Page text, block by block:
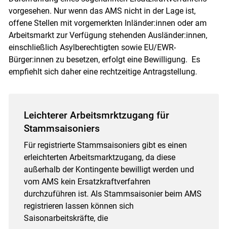
vorgesehen. Nur wenn das AMS nicht in der Lage ist,
offene Stellen mit vorgemerkten Inländer:innen oder am
Arbeitsmarkt zur Verfügung stehenden Ausländer:innen,
einschließlich Asylberechtigten sowie EU/EWR-
Bürger:innen zu besetzen, erfolgt eine Bewilligung. Es
empfiehlt sich daher eine rechtzeitige Antragstellung.
Leichterer Arbeitsmrktzugang für
Stammsaisoniers
Für registrierte Stammsaisoniers gibt es einen
erleichterten Arbeitsmarktzugang, da diese
außerhalb der Kontingente bewilligt werden und
vom AMS kein Ersatzkraftverfahren
durchzuführen ist. Als Stammsaisonier beim AMS
registrieren lassen können sich
Saisonarbeitskräfte, die